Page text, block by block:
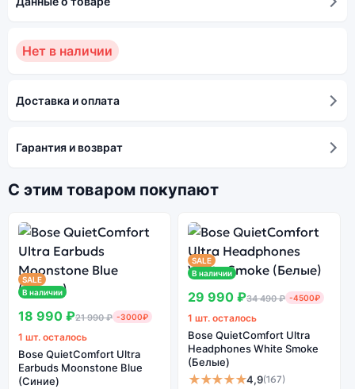
Нет в наличии
Доставка и оплата
Гарантия и возврат
С этим товаром покупают
SALE
В наличии
18 990 ₽21 990 ₽ -3000₽
1 шт. осталось
Bose QuietComfort Ultra
Earbuds Moonstone Blue
(Синие)
SALE
В наличии
29 990 ₽34 490 ₽ -4500₽
1 шт. осталось
Bose QuietComfort Ultra
Headphones White Smoke
(Белые)
★★★★★4,9(167)